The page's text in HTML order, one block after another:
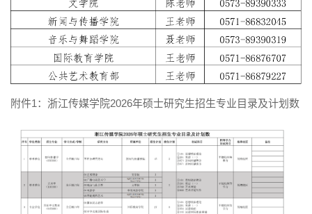
附件1：浙江传媒学院2026年硕士研究生招生专业目录及计划数